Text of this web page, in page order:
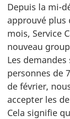
Depuis la mi-
approuvé plus
mois, Service
nouveau
Les
personnes de
de février,
accepter les
Cela signifie